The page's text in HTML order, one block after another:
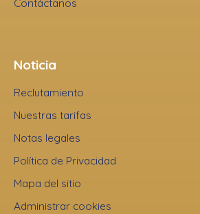
Contáctanos
Noticia
Reclutamiento
Nuestras tarifas
Notas legales
Política de Privacidad
Mapa del sitio
Administrar cookies